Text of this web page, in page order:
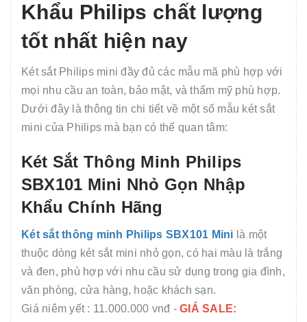
Khẩu Philips chất lượng
tốt nhất hiện nay
Két sắt Philips mini đầy đủ các mẫu mã phù hợp với
mọi nhu cầu an toàn, bảo mật, và thẩm mỹ phù hợp.
Dưới đây là thông tin chi tiết về một số mẫu két sắt
mini của Philips mà bạn có thể quan tâm:
Két Sắt Thông Minh Philips
SBX101 Mini Nhỏ Gọn Nhập
Khẩu Chính Hãng
Két sắt thông minh Philips SBX101 Mini là một
thuộc dòng két sắt mini nhỏ gọn, có hai màu là trắng
và đen, phù hợp với nhu cầu sử dụng trong gia đình,
văn phòng, cửa hàng, hoặc khách sạn.
Giá niêm yết : 11.000.000 vnđ - GIÁ SALE: